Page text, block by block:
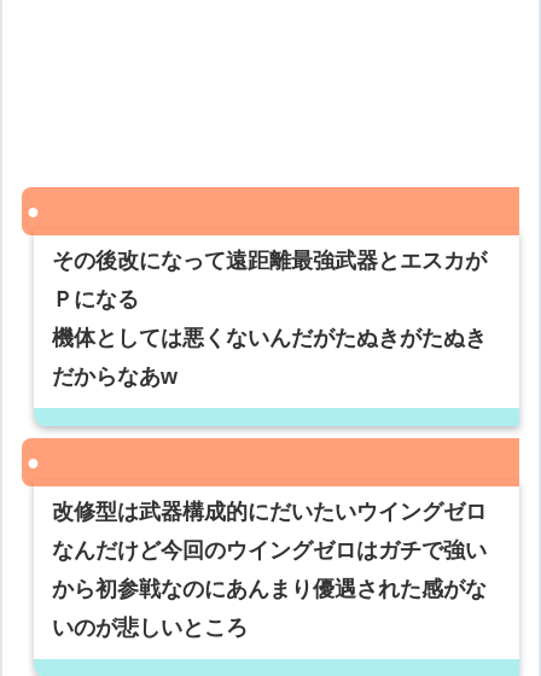
その後改になって遠距離最強武器とエスカが
Ｐになる
機体としては悪くないんだがたぬきがたぬき
だからなあw
改修型は武器構成的にだいたいウイングゼロ
なんだけど今回のウイングゼロはガチで強い
から初参戦なのにあんまり優遇された感がな
いのが悲しいところ